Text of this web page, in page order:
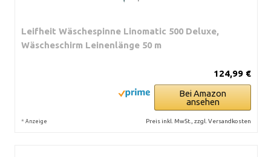
Leifheit Wäschespinne Linomatic 500 Deluxe,
Wäscheschirm Leinenlänge 50 m
124,99 €
Bei Amazon
ansehen
* Anzeige Preis inkl. MwSt., zzgl. Versandkosten